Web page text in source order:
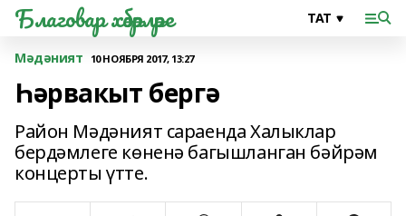
Благовар хәбәрләре
Мәдәният 10 НОЯБРЯ 2017, 13:27
Һәрвакыт бергә
Район Мәдәният сараенда Халыклар
бердәмлеге көненә багышланган бәйрәм
концерты үтте.